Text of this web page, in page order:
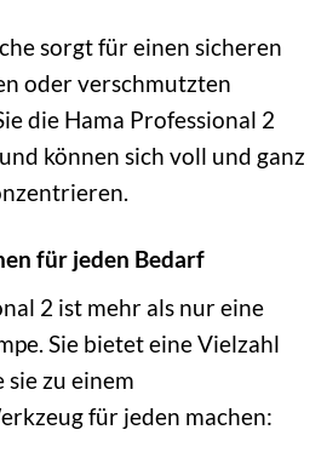
sorgt für einen sicheren
oder verschmutzten
die Hama Professional 2
können sich voll und ganz
für jeden Bedarf
2 ist mehr als nur eine
Sie bietet eine Vielzahl
zu einem
für jeden machen: